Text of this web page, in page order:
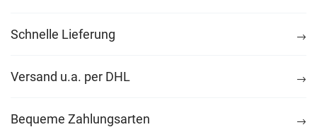
Schnelle Lieferung
Versand u.a. per DHL
Bequeme Zahlungsarten